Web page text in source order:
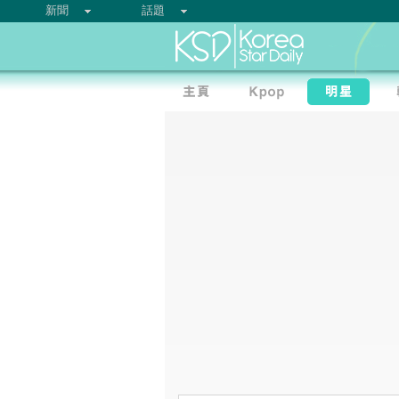
新聞 話題